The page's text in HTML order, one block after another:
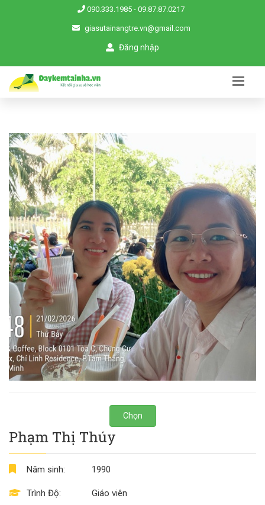
090.333.1985 - 09.87.87.0217
giasutainangtre.vn@gmail.com
Đăng nhập
Chọn
Phạm Thị Thúy
Năm sinh:
Trình Độ:
1990
Giáo viên